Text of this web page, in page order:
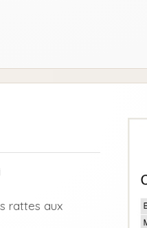
rattes aux